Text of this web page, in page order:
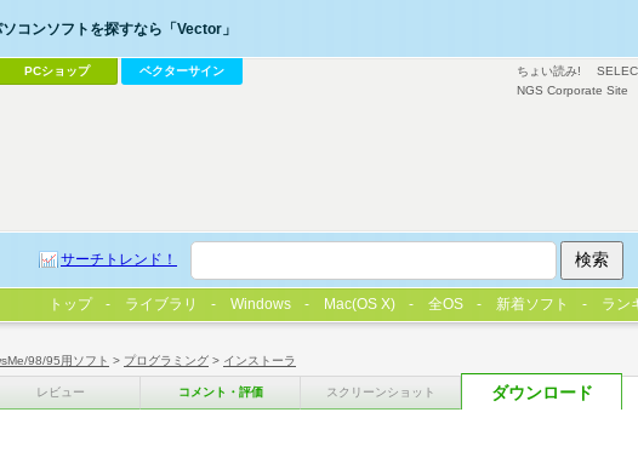
98/95用ソフト > プログラミング > インストーラ
レビュー コメント・評価 スクリーンショット ダウンロード
ちょい読み!
NGS Corporate Site
コンソフトを探すなら「Vector」
PCショップ ベクターサイン
サーチトレンド！
トップ ライブラリ Windows Mac(OS X) 全OS 新着ソフト ラン